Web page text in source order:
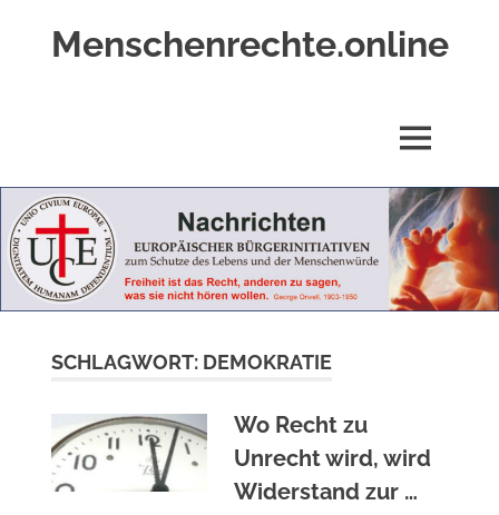
Menschenrechte.online
Geborene
wie
für
Ungeborene
MENÜ
SCHLAGWORT: DEMOKRATIE
Wo Recht zu
Unrecht wird, wird
Widerstand zur …